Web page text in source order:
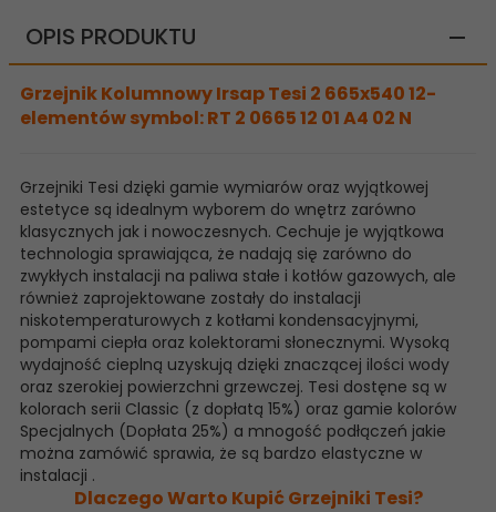
OPIS PRODUKTU
Grzejnik Kolumnowy Irsap Tesi 2 665x540 12-
elementów symbol: RT 2 0665 12 01 A4 02 N
Grzejniki Tesi dzięki gamie wymiarów oraz wyjątkowej
estetyce są idealnym wyborem do wnętrz zarówno
klasycznych jak i nowoczesnych. Cechuje je wyjątkowa
technologia sprawiająca, że nadają się zarówno do
zwykłych instalacji na paliwa stałe i kotłów gazowych, ale
również zaprojektowane zostały do instalacji
niskotemperaturowych z kotłami kondensacyjnymi,
pompami ciepła oraz kolektorami słonecznymi. Wysoką
wydajność cieplną uzyskują dzięki znaczącej ilości wody
oraz szerokiej powierzchni grzewczej. Tesi dostęne są w
kolorach serii Classic (z dopłatą 15%) oraz gamie kolorów
Specjalnych (Dopłata 25%) a mnogość podłączeń jakie
można zamówić sprawia, że są bardzo elastyczne w
instalacji .
Dlaczego Warto Kupić Grzejniki Tesi?